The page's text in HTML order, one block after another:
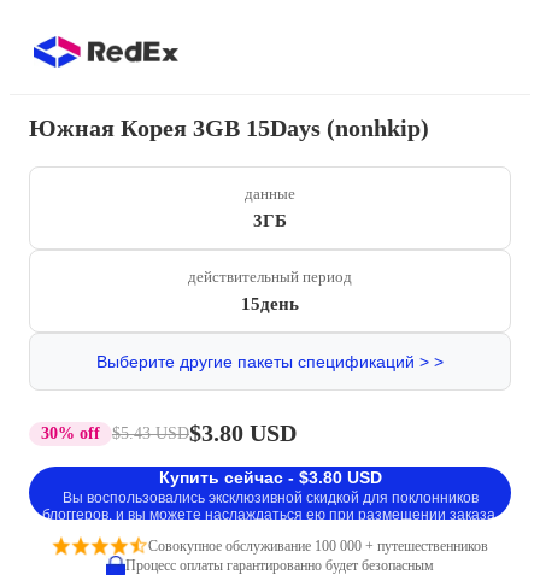
Южная Корея 3GB 15Days (nonhkip)
данные
3ГБ
действительный период
15день
Выберите другие пакеты спецификаций > >
30% off $5.43 USD$3.80 USD
Купить сейчас - $3.80 USD
Вы воспользовались эксклюзивной скидкой для поклонников
блоггеров, и вы можете наслаждаться ею при размещении заказа.
Совокупное обслуживание 100 000 + путешественников
Процесс оплаты гарантированно будет безопасным